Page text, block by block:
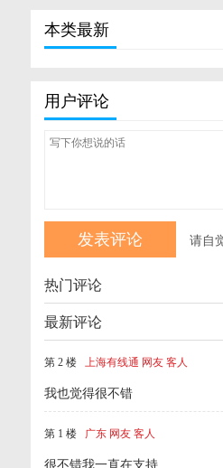
本类最新
用户评论
请自
热门评论
最新评论
第 2 楼 上海有线通 网友 客人
我也觉得很不错
第 1 楼 广东 网友 客人
很不错我一直在支持